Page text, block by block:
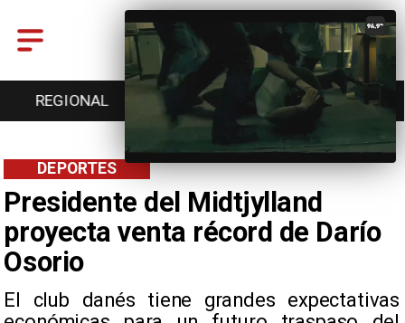
REGIONAL ENTRETENCIÓN DEPORTES
Presidente del Midtjylland
proyecta venta récord de Darío
Osorio
El club danés tiene grandes expectativas
DEPORTES